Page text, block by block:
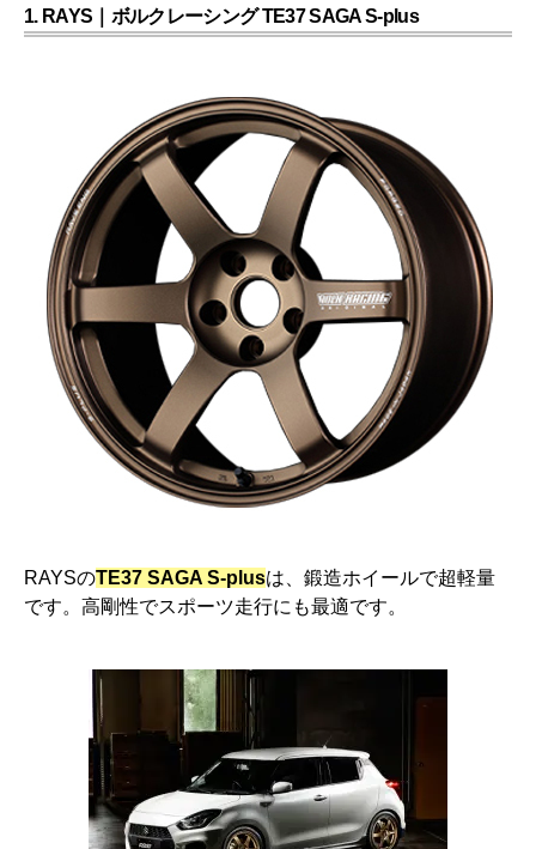
1. RAYS｜ボルクレーシング TE37 SAGA S-plus
RAYSのTE37 SAGA S-plusは、鍛造ホイールで超軽量
です。高剛性でスポーツ走行にも最適です。